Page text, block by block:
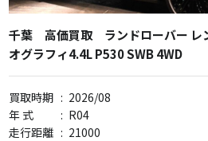
千葉 高価買取 ランドローバー レ
オグラフィ4.4L P530 SWB 4WD
買取時期 : 2026/08
年 式
: R04
走行距離 : 21000